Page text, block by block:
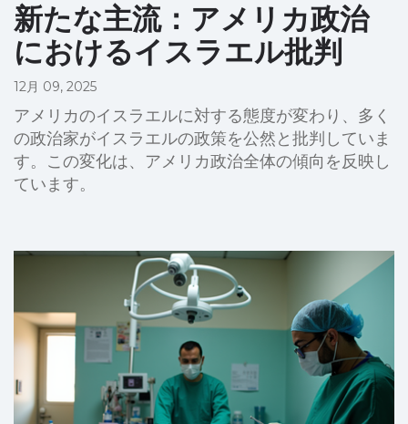
新たな主流：アメリカ政治
におけるイスラエル批判
12月 09, 2025
アメリカのイスラエルに対する態度が変わり、多く
の政治家がイスラエルの政策を公然と批判していま
す。この変化は、アメリカ政治全体の傾向を反映し
ています。